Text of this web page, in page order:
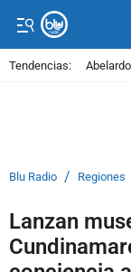
Tendencias:
Blu Radio / Regiones
Lanzan